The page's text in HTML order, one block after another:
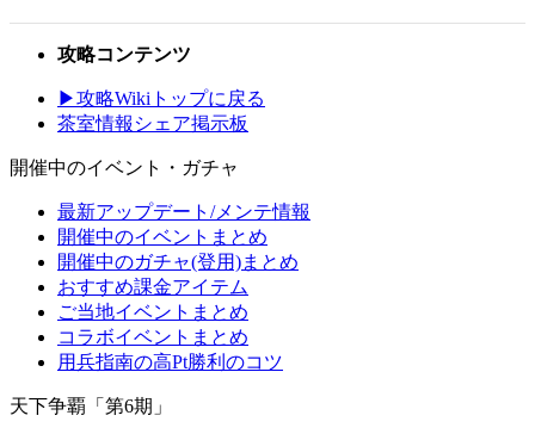
攻略コンテンツ
▶攻略Wikiトップに戻る
茶室情報シェア掲示板
開催中のイベント・ガチャ
最新アップデート/メンテ情報
開催中のイベントまとめ
開催中のガチャ(登用)まとめ
おすすめ課金アイテム
ご当地イベントまとめ
コラボイベントまとめ
用兵指南の高Pt勝利のコツ
天下争覇「第6期」